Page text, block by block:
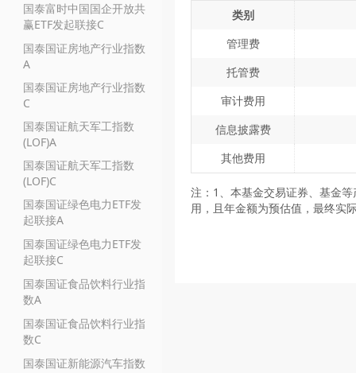
国泰富时中国国企开放共
赢ETF发起联接C
国泰国证房地产行业指数
A
国泰国证房地产行业指数
C
国泰国证航天军工指数
(LOF)A
国泰国证航天军工指数
(LOF)C
国泰国证绿色电力ETF发
起联接A
国泰国证绿色电力ETF发
起联接C
国泰国证食品饮料行业指
数A
国泰国证食品饮料行业指
数C
国泰国证新能源汽车指数
类别
管理费
托管费
审计费用
信息披露费
其他费用
注：1、本基金交易证券、基金
用，且年金额为预估值，最终实